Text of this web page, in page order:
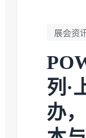
展会资
列·
办